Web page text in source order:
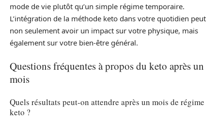
mode de vie plutôt qu’un simple régime temporaire.
L’intégration de la méthode keto dans votre quotidien peut
non seulement avoir un impact sur votre physique, mais
également sur votre bien-être général.
Questions fréquentes à propos du keto après un
mois
Quels résultats peut-on attendre après un mois de régime
keto ?